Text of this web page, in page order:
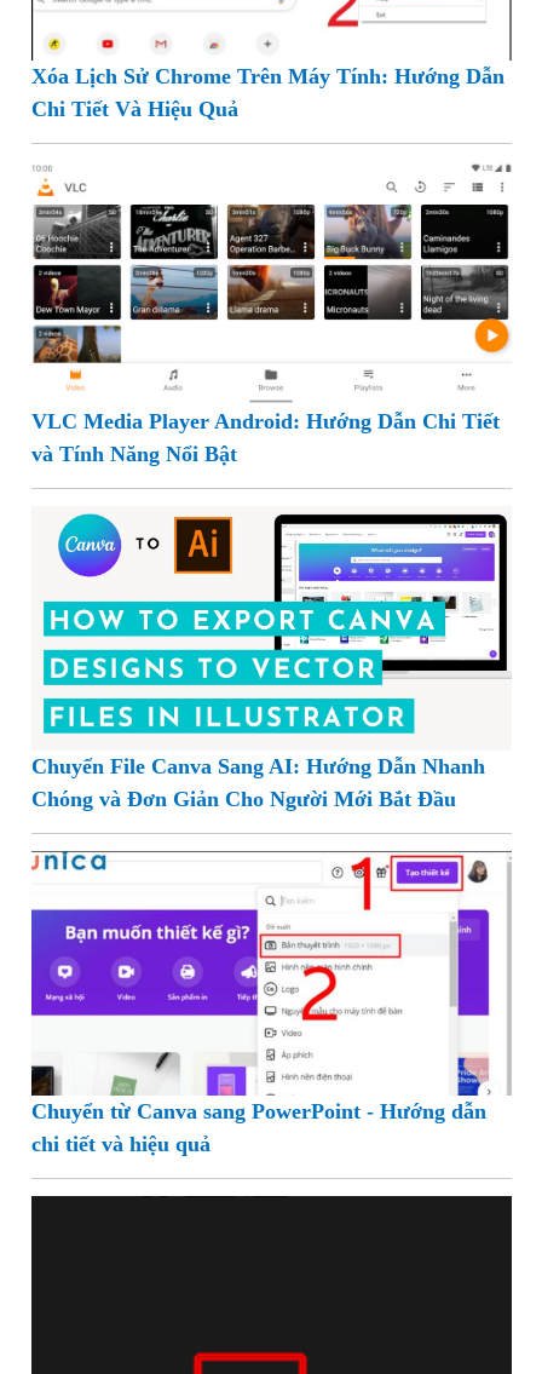
Xóa Lịch Sử Chrome Trên Máy Tính: Hướng Dẫn
Chi Tiết Và Hiệu Quả
VLC Media Player Android: Hướng Dẫn Chi Tiết
và Tính Năng Nổi Bật
Chuyển File Canva Sang AI: Hướng Dẫn Nhanh
Chóng và Đơn Giản Cho Người Mới Bắt Đầu
Chuyển từ Canva sang PowerPoint - Hướng dẫn
chi tiết và hiệu quả